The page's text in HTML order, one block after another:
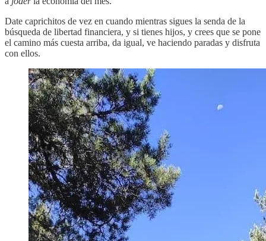
Date caprichitos de vez en cuando mientras sigues la senda de la
búsqueda de libertad financiera, y si tienes hijos, y crees que se pone
el camino más cuesta arriba, da igual, ve haciendo paradas y disfruta
con ellos.